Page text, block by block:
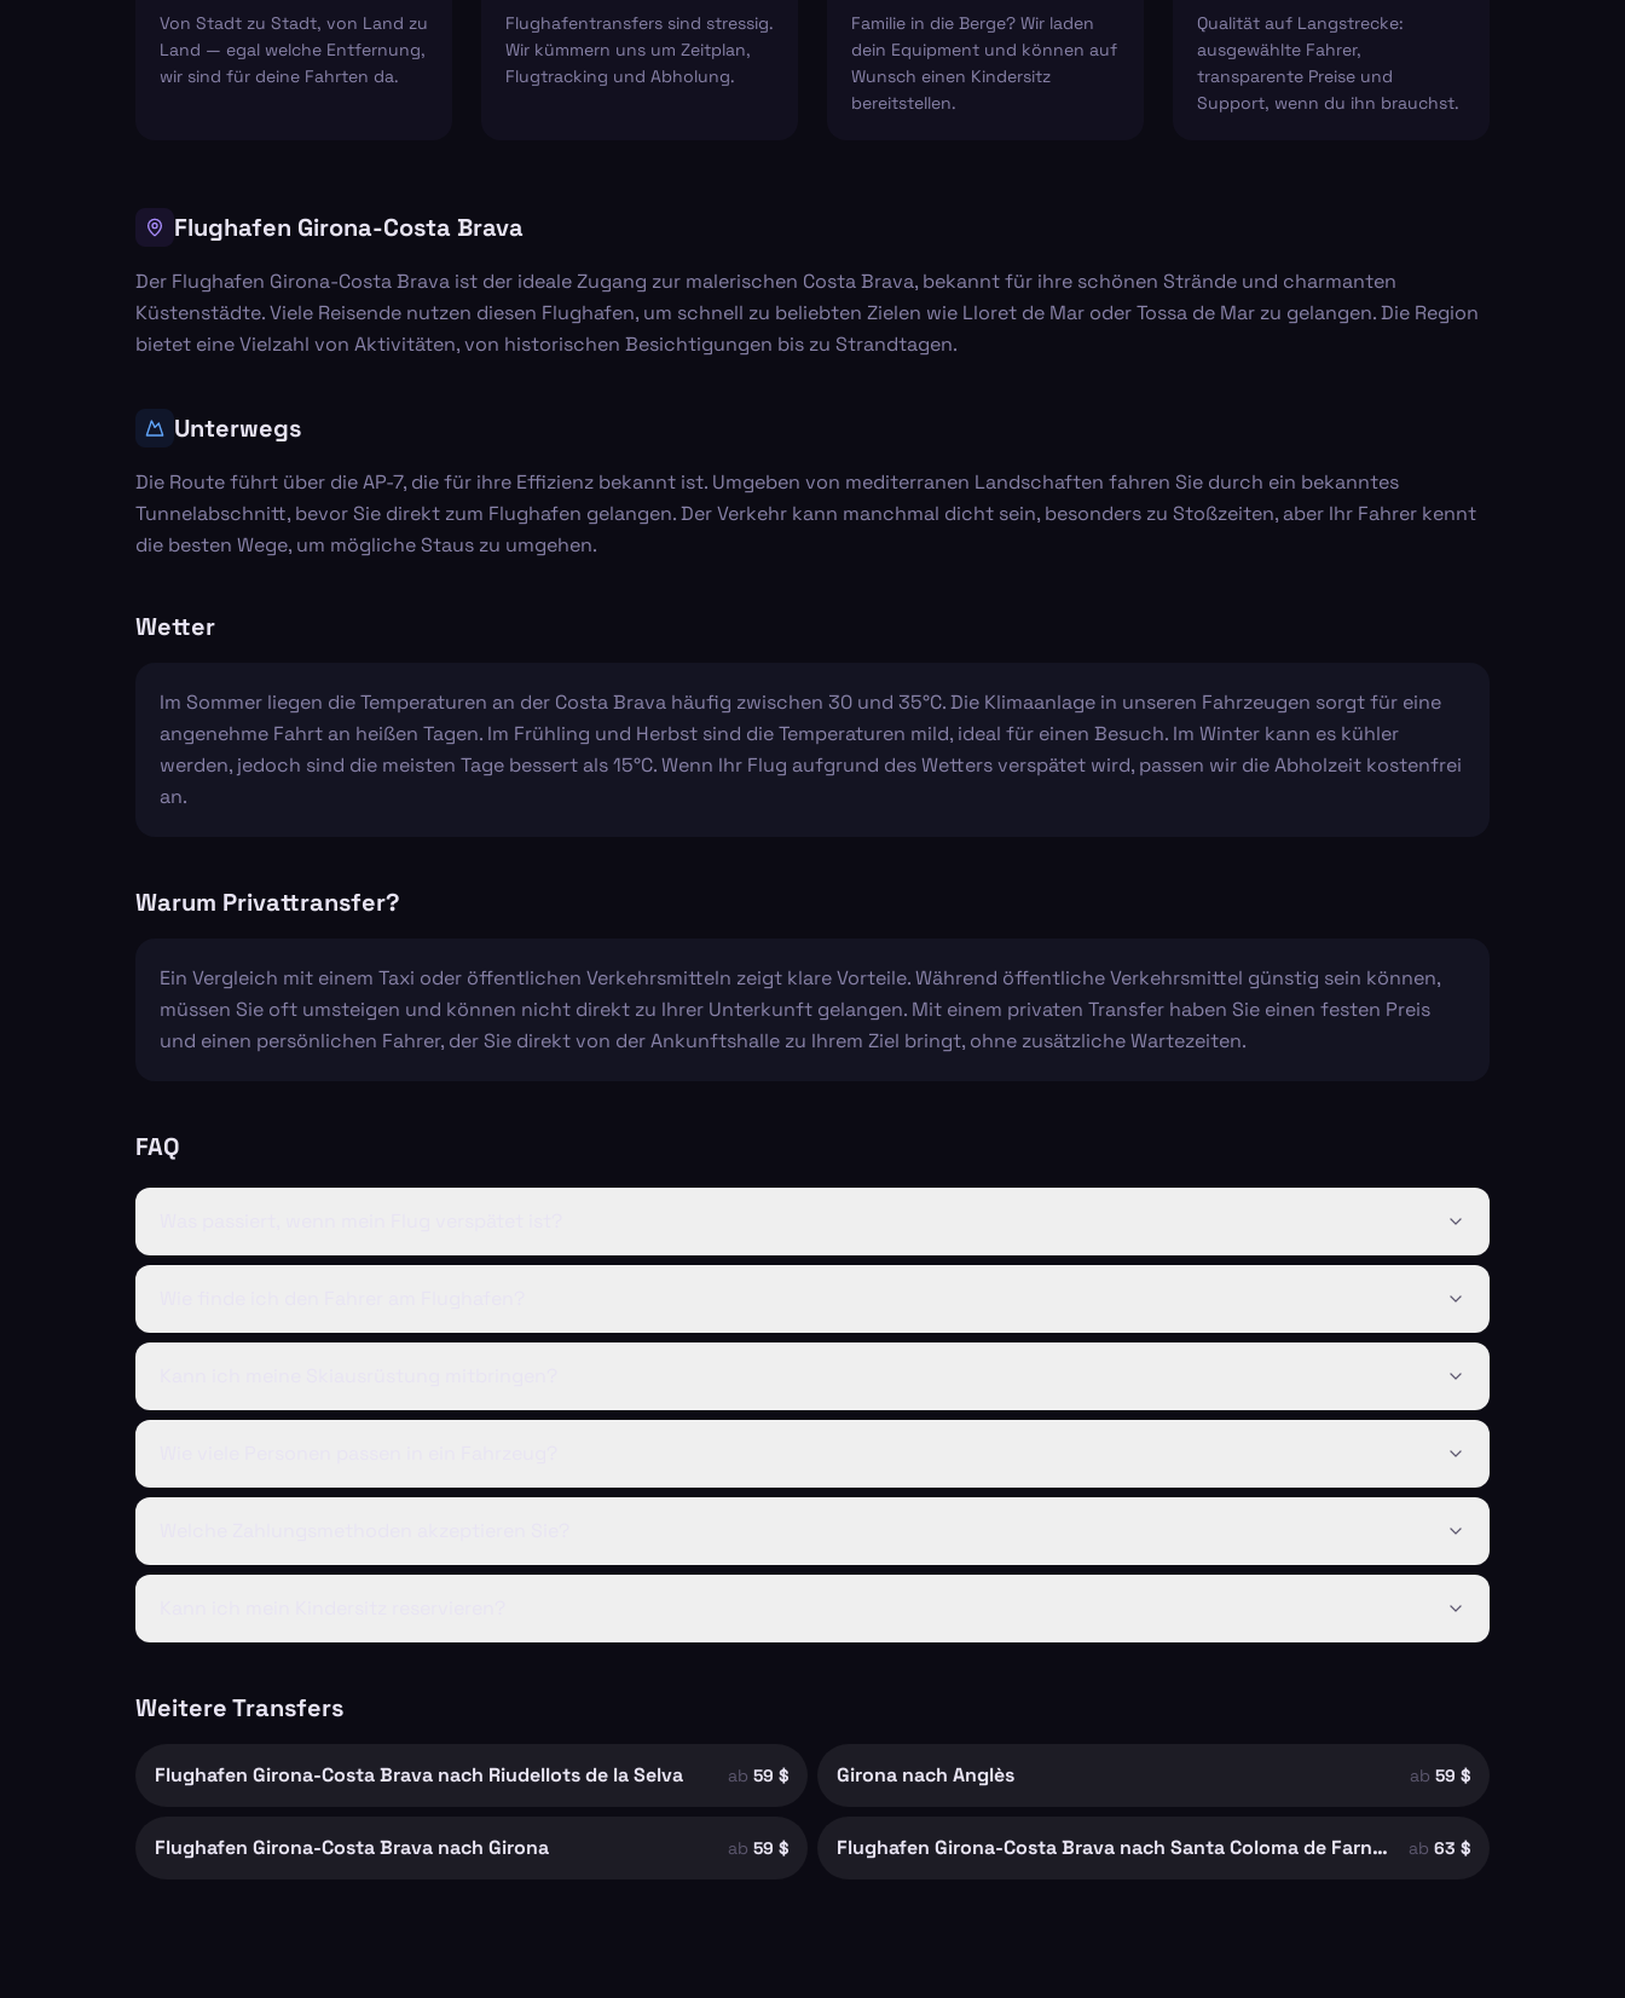
Von Stadt zu Stadt, von Land zu
Land — egal welche Entfernung,
wir sind für deine Fahrten da.
Flughafentransfers sind stressig.
Wir kümmern uns um Zeitplan,
Flugtracking und Abholung.
Familie in die Berge? Wir laden
dein Equipment und können auf
Wunsch einen Kindersitz
bereitstellen.
Qualität auf Langstrecke:
ausgewählte Fahrer,
transparente Preise und
Support, wenn du ihn brauchst.
Flughafen Girona-Costa Brava
Der Flughafen Girona-Costa Brava ist der ideale Zugang zur malerischen Costa Brava, bekannt für ihre schönen Strände und charmanten
Küstenstädte. Viele Reisende nutzen diesen Flughafen, um schnell zu beliebten Zielen wie Lloret de Mar oder Tossa de Mar zu gelangen. Die Region
bietet eine Vielzahl von Aktivitäten, von historischen Besichtigungen bis zu Strandtagen.
Unterwegs
Die Route führt über die AP-7, die für ihre Effizienz bekannt ist. Umgeben von mediterranen Landschaften fahren Sie durch ein bekanntes
Tunnelabschnitt, bevor Sie direkt zum Flughafen gelangen. Der Verkehr kann manchmal dicht sein, besonders zu Stoßzeiten, aber Ihr Fahrer kennt
die besten Wege, um mögliche Staus zu umgehen.
Wetter
Im Sommer liegen die Temperaturen an der Costa Brava häufig zwischen 30 und 35°C. Die Klimaanlage in unseren Fahrzeugen sorgt für eine
angenehme Fahrt an heißen Tagen. Im Frühling und Herbst sind die Temperaturen mild, ideal für einen Besuch. Im Winter kann es kühler
werden, jedoch sind die meisten Tage bessert als 15°C. Wenn Ihr Flug aufgrund des Wetters verspätet wird, passen wir die Abholzeit kostenfrei
an.
Warum Privattransfer?
Ein Vergleich mit einem Taxi oder öffentlichen Verkehrsmitteln zeigt klare Vorteile. Während öffentliche Verkehrsmittel günstig sein können,
müssen Sie oft umsteigen und können nicht direkt zu Ihrer Unterkunft gelangen. Mit einem privaten Transfer haben Sie einen festen Preis
und einen persönlichen Fahrer, der Sie direkt von der Ankunftshalle zu Ihrem Ziel bringt, ohne zusätzliche Wartezeiten.
FAQ
Weitere Transfers
Flughafen Girona-Costa Brava nach Riudellots de la Selva ab 59 $ Girona nach Anglès ab 59 $
Flughafen Girona-Costa Brava nach Girona ab 59 $ Flughafen Girona-Costa Brava nach Santa Coloma de Farners ab 63 $